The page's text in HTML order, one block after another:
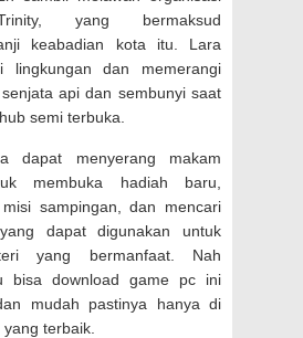
yang bermaksud
keabadian kota itu. Lara
lingkungan dan memerangi
api dan sembunyi saat
semi terbuka.
menyerang makam
membuka hadiah baru,
misi sampingan, dan mencari
dapat digunakan untuk
yang bermanfaat. Nah
bisa download game pc ini
mudah pastinya hanya di
terbaik.